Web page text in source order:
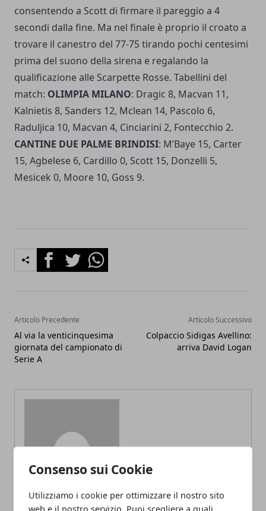
Consenso sui Cookie
Utilizziamo i cookie per ottimizzare il nostro sito
web e il nostro servizio. Puoi scegliere a quali
consentendo a Scott di firmare il pareggio a 4
secondi dalla fine. Ma nel finale è proprio il croato a
trovare il canestro del 77-75 tirando pochi centesimi
prima del suono della sirena e regalando la
qualificazione alle Scarpette Rosse. Tabellini del
match: OLIMPIA MILANO: Dragic 8, Macvan 11,
Kalnietis 8, Sanders 12, Mclean 14, Pascolo 6,
Raduljica 10, Macvan 4, Cinciarini 2, Fontecchio 2.
CANTINE DUE PALME BRINDISI: M’Baye 15, Carter
15, Agbelese 6, Cardillo 0, Scott 15, Donzelli 5,
Mesicek 0, Moore 10, Goss 9.
FacebookTwitterWhatsapp
Articolo Precedente
Al via la venticinquesima
giornata del campionato di
Serie A
Articolo Successivo
Colpaccio Sidigas Avellino:
arriva David Logan